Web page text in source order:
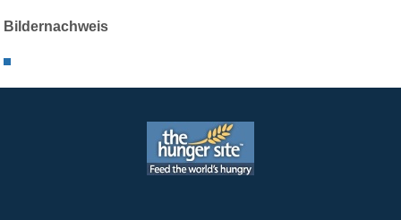
Bildernachweis